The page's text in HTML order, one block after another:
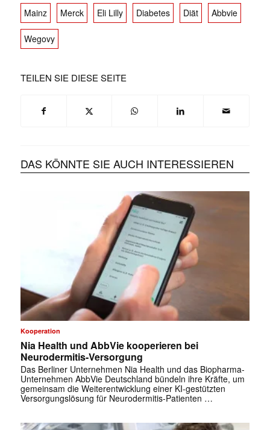
Mainz Merck Eli Lilly Diabetes Diät Abbvie
Wegovy
TEILEN SIE DIESE SEITE
DAS KÖNNTE SIE AUCH INTERESSIEREN
Kooperation
Nia Health und AbbVie kooperieren bei
Neurodermitis-Versorgung
Das Berliner Unternehmen Nia Health und das Biopharma-
Unternehmen AbbVie Deutschland bündeln ihre Kräfte, um
gemeinsam die Weiterentwicklung einer KI-gestützten
Versorgungslösung für Neurodermitis-Patienten …